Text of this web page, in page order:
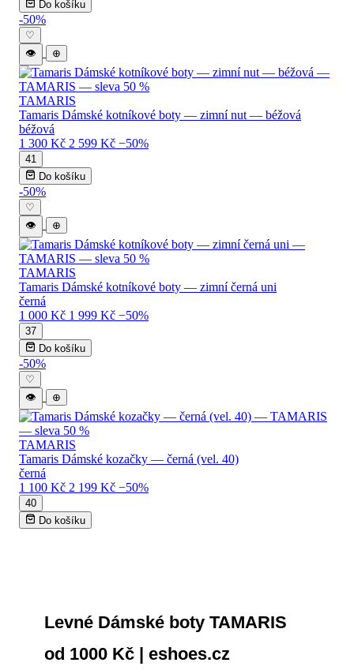
Do košíku
-50%
♡
👁
⊕
TAMARIS
Tamaris Dámské kotníkové boty — zimní nut — béžová
béžová
1 300 Kč 2 599 Kč −50%
41
Do košíku
-50%
♡
👁
⊕
TAMARIS
Tamaris Dámské kotníkové boty — zimní černá uni
černá
1 000 Kč 1 999 Kč −50%
37
Do košíku
-50%
♡
👁
⊕
TAMARIS
Tamaris Dámské kozačky — černá (vel. 40)
černá
1 100 Kč 2 199 Kč −50%
40
Do košíku
Levné Dámské boty TAMARIS
od 1000 Kč | eshoes.cz